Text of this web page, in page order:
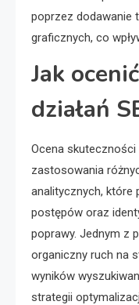
poprzez dodawanie
graficznych, co
Jak
działań
Ocena skuteczności
zastosowania
analitycznych, które
postępów oraz
poprawy. Jednym z
organiczny ruch na
wyników
strategii